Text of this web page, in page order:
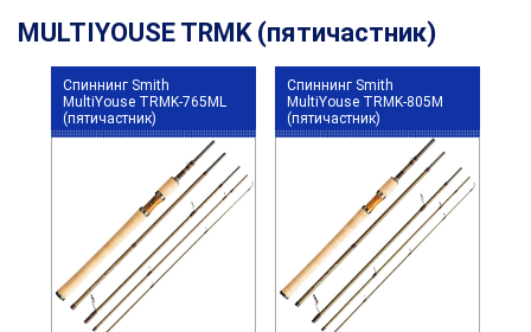
MULTIYOUSE TRMK (пятичастник)
Спиннинг Smith
MultiYouse TRMK-765ML
(пятичастник)
Спиннинг Smith
MultiYouse TRMK-805M
(пятичастник)